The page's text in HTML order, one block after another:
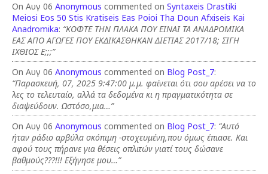
On Αυγ 06 Anonymous commented on Syntaxeis Drastiki
Meiosi Eos 50 Stis Kratiseis Eas Poioi Tha Doun Afxiseis Kai
Anadromika: “ΚΟΦΤΕ ΤΗΝ ΠΛΑΚΑ ΠΟΥ ΕΙΝΑΙ ΤΑ ΑΝΑΔΡΟΜΙΚΑ
ΕΑΣ ΑΠΟ ΑΓΩΓΕΣ ΠΟΥ ΕΚΔΙΚΑΣΘΗΚΑΝ ΔΙΕΤΙΑΣ 2017/18; ΣΙΓΗ
ΙΧΘΙΟΣ Ε;;;”
On Αυγ 06 Anonymous commented on Blog Post_7:
“Παρασκευή, 07, 2025 9:47:00 μ.μ. φαίνεται ότι σου αρέσει να το
λες το τελευταίο, αλλά τα δεδομένα κι η πραγματικότητα σε
διαψεύδουν. Ωστόσο,μια…”
On Αυγ 06 Anonymous commented on Blog Post_7: “Αυτό
ήταν ράδιο αρβύλα σκόπιμη -στοχευμένη,που όμως έπιασε. Και
αφού τους πήρανε για θέσεις οπλιτών γιατί τους δώσανε
βαθμούς???!!! Εξήγησε μου…”